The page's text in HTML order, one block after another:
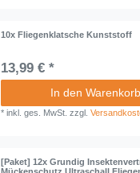
10x Fliegenklatsche Kunststoff
13,99 € *
In den Warenkorb
*inkl. ges. MwSt. zzgl.
[Paket] 12x Grundig